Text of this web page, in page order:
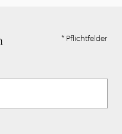
* Pflichtfelder